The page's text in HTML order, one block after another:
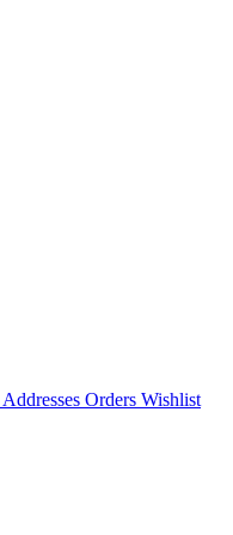
Addresses Orders Wishlist